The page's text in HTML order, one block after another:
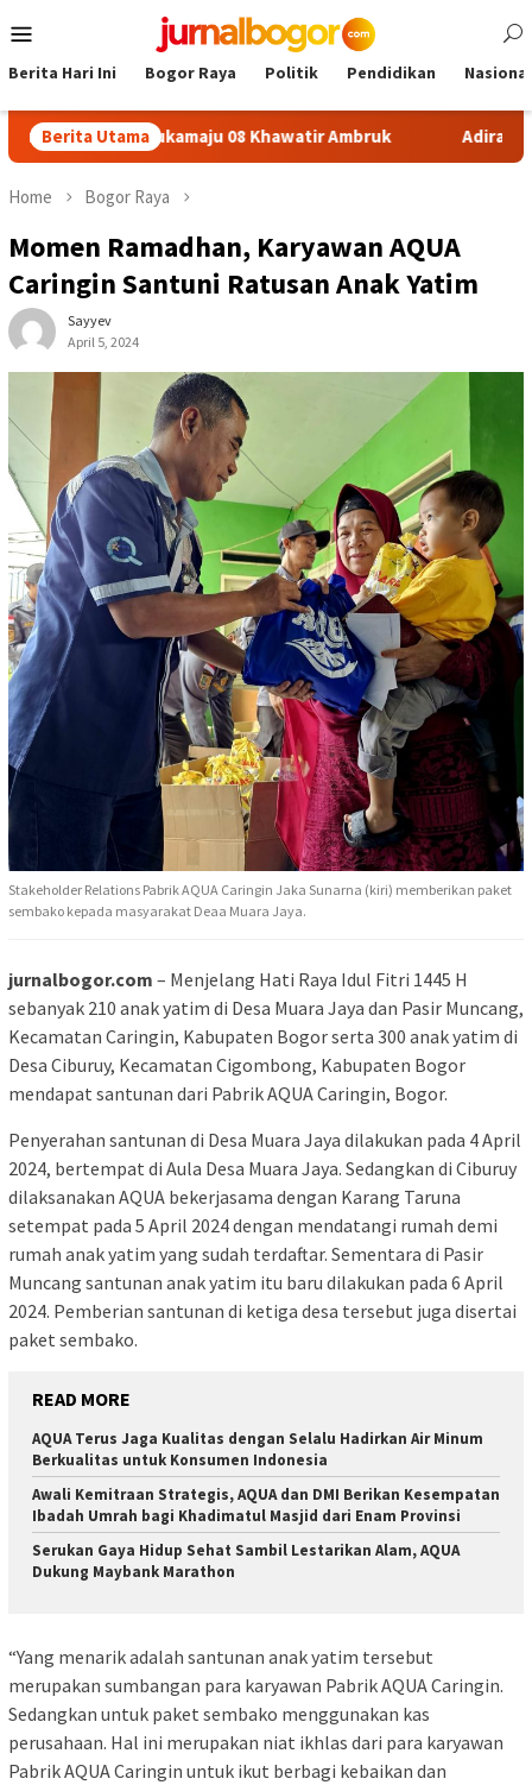
to
Menu
Berita Hari Ini Bogor Raya Politik Pendidikan Nasional
Berita Utama
SDN Sukamaju 08 Khawatir Ambruk Adira Expo
Home Bogor Raya
Momen Ramadhan, Karyawan AQUA
Caringin Santuni Ratusan Anak Yatim
Sayyev
April 5, 2024
Stakeholder Relations Pabrik AQUA Caringin Jaka Sunarna (kiri) memberikan paket
sembako kepada masyarakat Deaa Muara Jaya.
jurnalbogor.com – Menjelang Hati Raya Idul Fitri 1445 H
sebanyak 210 anak yatim di Desa Muara Jaya dan Pasir Muncang,
Kecamatan Caringin, Kabupaten Bogor serta 300 anak yatim di
Desa Ciburuy, Kecamatan Cigombong, Kabupaten Bogor
mendapat santunan dari Pabrik AQUA Caringin, Bogor.
Penyerahan santunan di Desa Muara Jaya dilakukan pada 4 April
2024, bertempat di Aula Desa Muara Jaya. Sedangkan di Ciburuy
dilaksanakan AQUA bekerjasama dengan Karang Taruna
setempat pada 5 April 2024 dengan mendatangi rumah demi
rumah anak yatim yang sudah terdaftar. Sementara di Pasir
Muncang santunan anak yatim itu baru dilakukan pada 6 April
2024. Pemberian santunan di ketiga desa tersebut juga disertai
paket sembako.
READ MORE
AQUA Terus Jaga Kualitas dengan Selalu Hadirkan Air Minum
Berkualitas untuk Konsumen Indonesia
Awali Kemitraan Strategis, AQUA dan DMI Berikan Kesempatan
Ibadah Umrah bagi Khadimatul Masjid dari Enam Provinsi
Serukan Gaya Hidup Sehat Sambil Lestarikan Alam, AQUA
Dukung Maybank Marathon
“Yang menarik adalah santunan anak yatim tersebut
merupakan sumbangan para karyawan Pabrik AQUA Caringin.
Sedangkan untuk paket sembako menggunakan kas
perusahaan. Hal ini merupakan niat ikhlas dari para karyawan
Pabrik AQUA Caringin untuk ikut berbagi kebaikan dan